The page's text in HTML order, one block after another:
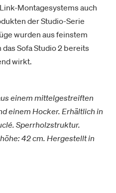
Montagesystems auch
der Studio-Serie
wurden aus feinstem
Sofa Studio 2 bereits
wirkt.
einem mittelgestreiften
einem Hocker. Erhältlich in
Sperrholzstruktur.
42 cm. Hergestellt in